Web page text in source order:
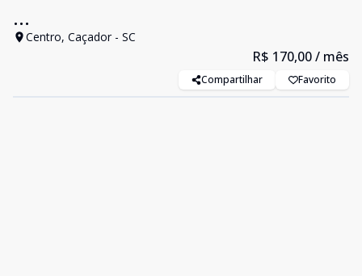
...
Centro, Caçador - SC
R$ 170,00/ mês
Compartilhar Favorito